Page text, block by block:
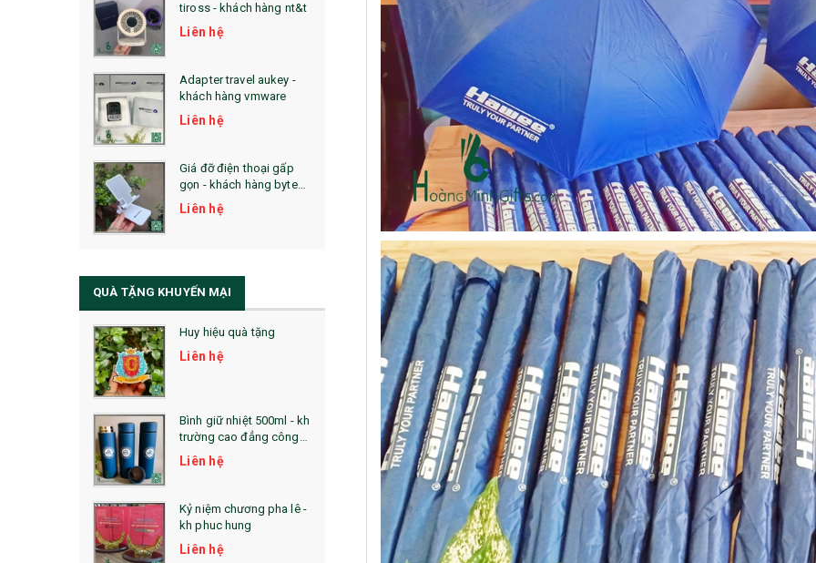
36. QUẠT NHỰA QUẢNG CÁO
QUÀ TẶNG KHUYẾN MẠI
QUÀ TẶNG SX NHANH
QUÀ TẶNG HỘI THẢO
QUÀ TẶNG CÔNG NGHỆ
SẢN PHẨM ĐÃ THỰC HIỆN
QUÀ TẶNG SỨC KHỎE
La Fonte
Sổ Sạc Đa Năng
Sổ Lò Xo
tiross - khách hàng nt&t
Liên hệ
Adapter travel aukey -
khách hàng vmware
Liên hệ
Giá đỡ điện thoại gấp
gọn - khách hàng byte
plus
Liên hệ
600 in logo theo yêu cầu
Bộ quà tặng công nghệ
baseus - khách hàng
alphare
Liên hệ
Lót chuột in logo -
khách hàng vtc online
Liên hệ
hoco gm14 - cscv2025
Liên hệ
Pin sạc hoco j108 -
khách hàng nt&t
Liên hệ
Lót chuột in logo -
khách hàng commvault
Liên hệ
QUÀ TẶNG KHUYẾN MẠI
Huy hiệu quà tặng
Liên hệ
Bình giữ nhiệt 500ml - kh
trường cao đẳng công
nghệ bách khoa hà nội
Liên hệ
Kỷ niệm chương pha lê -
kh phuc hung
Liên hệ
Cốc sứ - khách hàng sun
group
Liên hệ
Pin sạc dự phòng hoco
j82 10.000mah - khách
hàng nam thắng
Liên hệ
Ô gấp 3 bán tự động -
kh viags
Liên hệ
Bình thủy tinh lọc trà -
khách hàng div
Liên hệ
Bình nước thủy tinh có
dây xách
Liên hệ
Cốc giữ nhiệt 500ml
Liên hệ